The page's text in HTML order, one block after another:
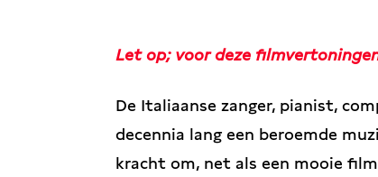
Let op; voor deze
De Italiaanse zanger, pianist,
decennia lang een beroemde
kracht om, net als een mooie